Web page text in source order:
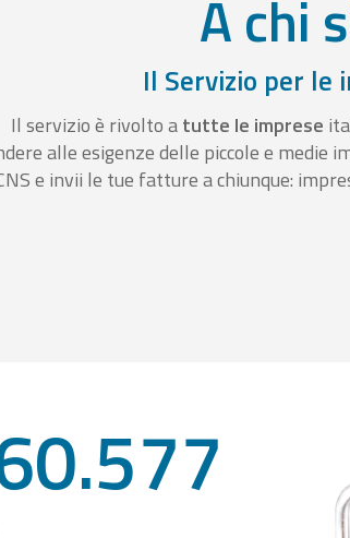
A chi
Il Servizio per le
Il servizio è rivolto atutte le imprese
alle esigenze delle piccole e medie
e invii le tue fatture a chiunque: